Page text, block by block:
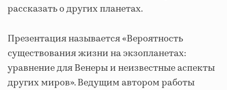
рассказать о других планетах.
Презентация называется «Вероятность
существования жизни на экзопланетах:
уравнение для Венеры и неизвестные аспекты
других миров». Ведущим автором работы